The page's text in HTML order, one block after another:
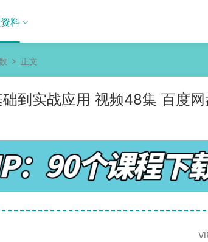
料
正文
到实战应用 视频48集 百度网